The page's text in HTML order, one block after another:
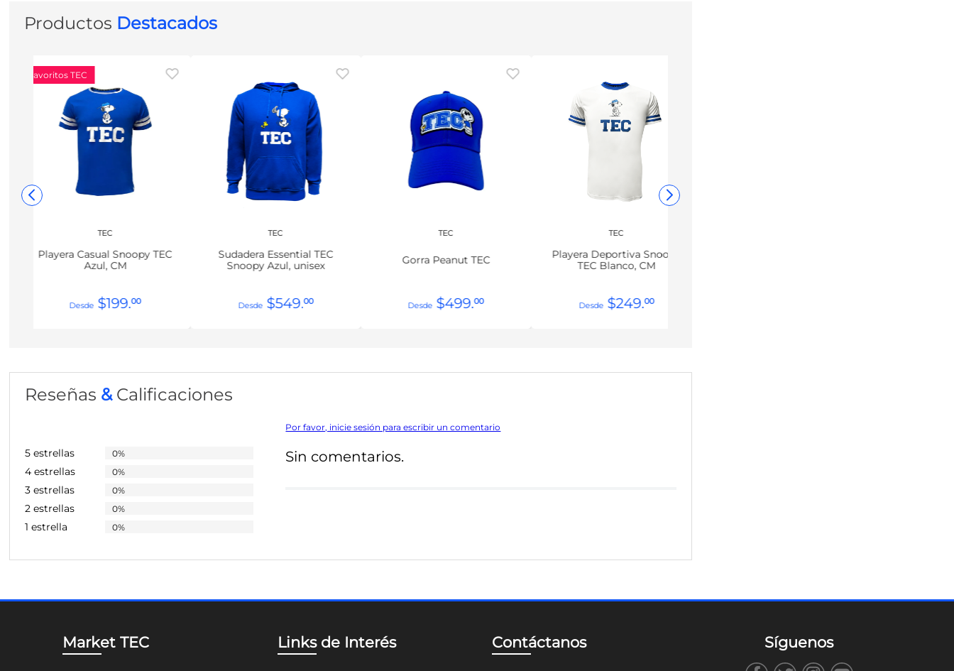
Productos Destacados
Favoritos TEC
TEC
Playera Casual Snoopy TEC
Azul, CM
$199.00
TEC
Sudadera Essential TEC
Snoopy Azul, unisex
$549.00
TEC
Gorra Peanut TEC
$499.00
TEC
Playera Deportiva Snoopy
TEC Blanco, CM
$249.00
Reseñas &Calificaciones
5 estrellas 0%
4 estrellas 0%
3 estrellas 0%
2 estrellas 0%
1 estrella 0%
Por favor, inicie sesión para escribir un comentario
Sin comentarios.
Market TEC Links de Interés Contáctanos Síguenos